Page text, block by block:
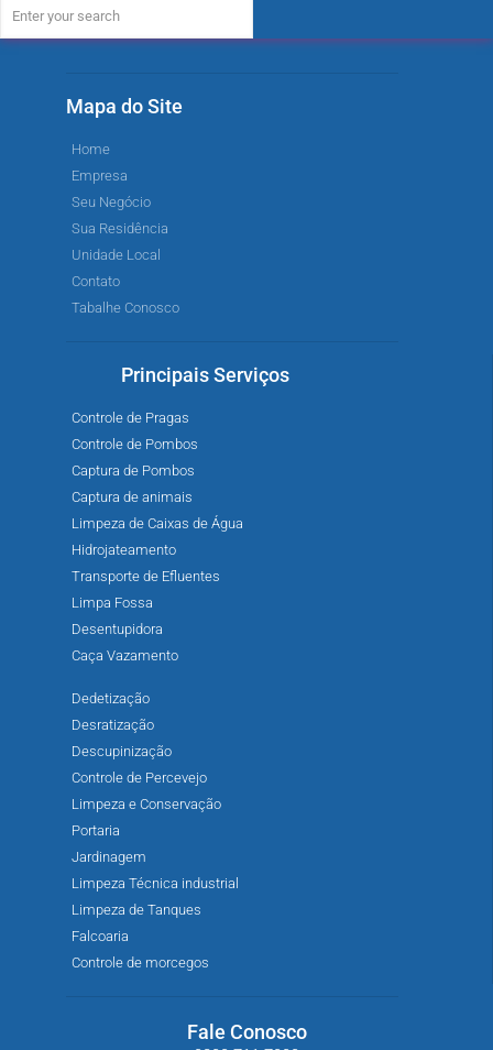
Mapa do Site
Home
Empresa
Seu Negócio
Sua Residência
Unidade Local
Contato
Tabalhe Conosco
Principais Serviços
Controle de Pragas
Controle de Pombos
Captura de Pombos
Captura de animais
Limpeza de Caixas de Água
Hidrojateamento
Transporte de Efluentes
Limpa Fossa
Desentupidora
Caça Vazamento
Dedetização
Desratização
Descupinização
Controle de Percevejo
Limpeza e Conservação
Portaria
Jardinagem
Limpeza Técnica industrial
Limpeza de Tanques
Falcoaria
Controle de morcegos
Fale Conosco